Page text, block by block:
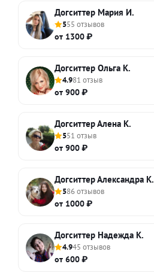
Догситтер Мария И.
555 отзывов
от 1300 ₽
Догситтер Ольга К.
4.981 отзыв
от 900 ₽
Догситтер Алена К.
551 отзыв
от 900 ₽
Догситтер Александра К.
586 отзывов
от 1000 ₽
Догситтер Надежда К.
4.945 отзывов
от 600 ₽